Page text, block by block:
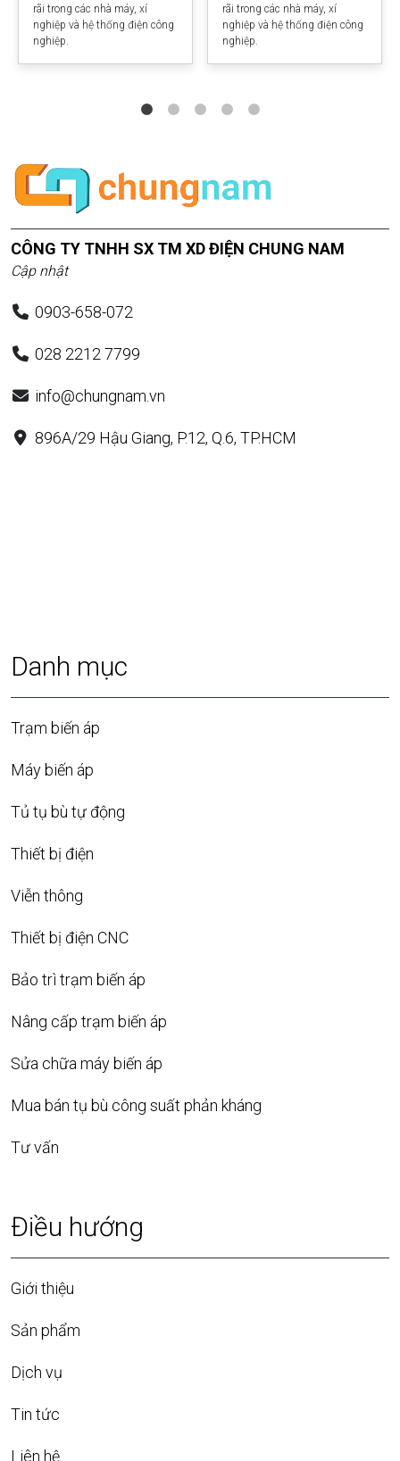
rãi trong các nhà máy, xí
nghiệp và hệ thống điện công
nghiệp.
rãi trong các nhà máy, xí
nghiệp và hệ thống điện công
nghiệp.
CÔNG TY TNHH SX TM XD ĐIỆN CHUNG NAM
Cập nhật
0903-658-072
028 2212 7799
info@chungnam.vn
896A/29 Hậu Giang, P.12, Q.6, TP.HCM
Danh mục
Trạm biến áp
Máy biến áp
Tủ tụ bù tự động
Thiết bị điện
Viễn thông
Thiết bị điện CNC
Bảo trì trạm biến áp
Nâng cấp trạm biến áp
Sửa chữa máy biến áp
Mua bán tụ bù công suất phản kháng
Tư vấn
Điều hướng
Giới thiệu
Sản phẩm
Dịch vụ
Tin tức
Liên hệ